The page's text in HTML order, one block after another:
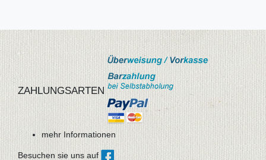
ZAHLUNGSARTEN
mehr Informationen
Besuchen sie uns auf